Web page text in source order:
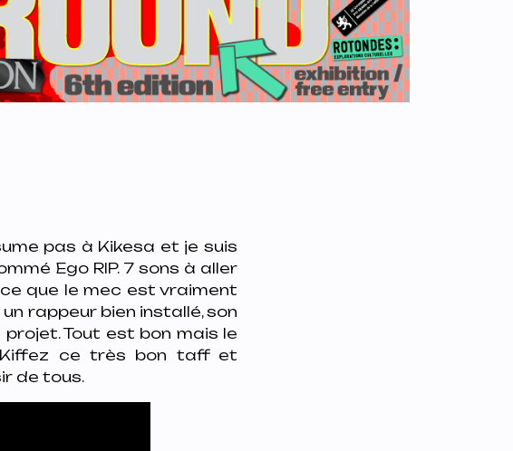
pas à Kikesa et je suis
Ego RIP. 7 sons à aller
que le mec est vraiment
rappeur bien installé, son
Tout est bon mais le
Kiffez ce très bon taff et
de tous.